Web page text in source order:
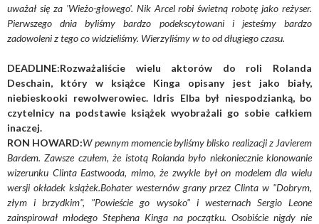
uważał się za 'Wieżo-głowego'. Nik Arcel robi świetną robotę jako reżyser.
Pierwszego dnia byliśmy bardzo podekscytowani i jesteśmy bardzo
zadowoleni z tego co widzieliśmy. Wierzyliśmy w to od długiego czasu.
DEADLINE:Rozważaliście wielu aktorów do roli Rolanda
Deschain, który w książce Kinga opisany jest jako biały,
niebieskooki rewolwerowiec. Idris Elba był niespodzianką, bo
czytelnicy na podstawie książek wyobrażali go sobie całkiem
inaczej.
RON HOWARD:W pewnym momencie byliśmy blisko realizacji z Javierem
Bardem. Zawsze czułem, że istotą Rolanda było niekoniecznie klonowanie
wizerunku Clinta Eastwooda, mimo, że zwykle był on modelem dla wielu
wersji okładek książek.Bohater westernów grany przez Clinta w "Dobrym,
złym i brzydkim", "Powieście go wysoko" i westernach Sergio Leone
zainspirował młodego Stephena Kinga na początku. Osobiście nigdy nie